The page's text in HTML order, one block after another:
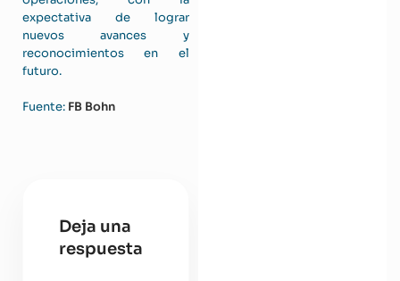
expectativa de lograr
nuevos avances y
reconocimientos en el
futuro.
Fuente: FB Bohn
Deja una
respuesta